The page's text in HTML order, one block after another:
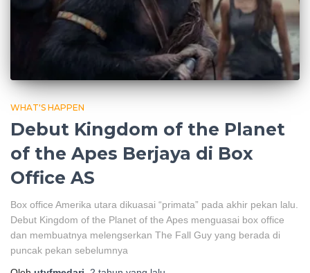
WHAT'S HAPPEN
Debut Kingdom of the Planet
of the Apes Berjaya di Box
Office AS
Box office Amerika utara dikuasai “primata” pada akhir pekan lalu.
Debut Kingdom of the Planet of the Apes menguasai box office
dan membuatnya melengserkan The Fall Guy yang berada di
puncak pekan sebelumnya